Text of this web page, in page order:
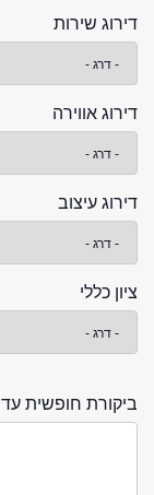
דירוג שירות
דירוג אווירה
דירוג עיצוב
ציון כללי
ביקורת חופשית עד 2000 תווים